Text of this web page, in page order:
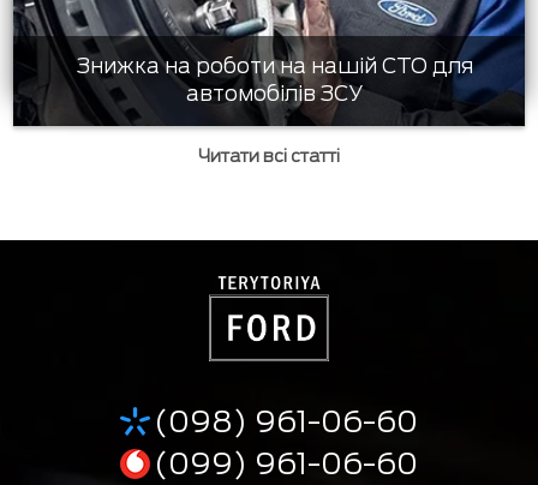
Знижка на роботи на нашій СТО для
автомобілів ЗСУ
Читати всі статті
(098) 961-06-60
(099) 961-06-60